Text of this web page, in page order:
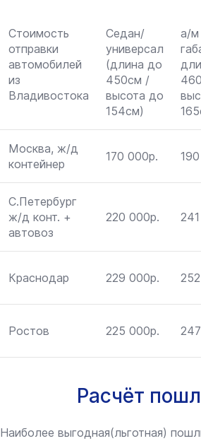
Стоимость
отправки
автомобилей
из
Владивостока
Седан/
универсал
(длина до
450см /
высота до
154см)
а/м
Москва, ж/д
контейнер
170 000р.
С.Петербург
ж/д конт. +
автовоз
220 000р.
Краснодар 229 000р.
Ростов 225 000р.
Расчёт
Наиболее выгодная(льготная)